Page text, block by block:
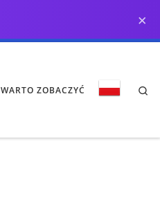
×
WARTO ZOBACZYĆ